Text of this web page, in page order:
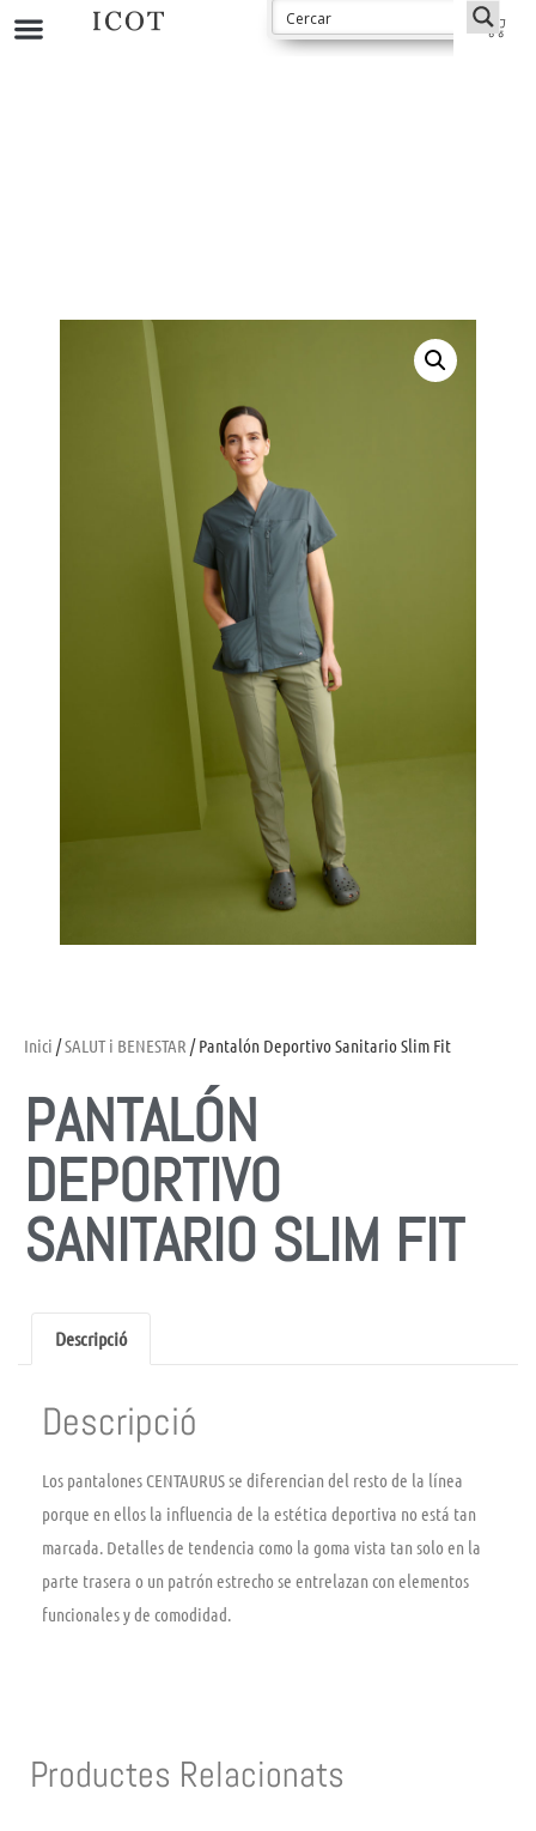
Inici /SALUT i BENESTAR / Pantalón Deportivo Sanitario Slim Fit
PANTALÓN
DEPORTIVO
SANITARIO SLIM FIT
Descripció
Descripció
Los pantalones CENTAURUS se diferencian del resto de la línea
porque en ellos la influencia de la estética deportiva no está tan
marcada. Detalles de tendencia como la goma vista tan solo en la
parte trasera o un patrón estrecho se entrelazan con elementos
funcionales y de comodidad.
Productes Relacionats